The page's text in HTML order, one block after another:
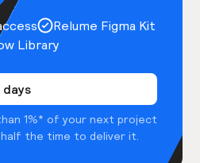
Relume Figma Kit
Library
1%* of your next project
half the time to deliver it.